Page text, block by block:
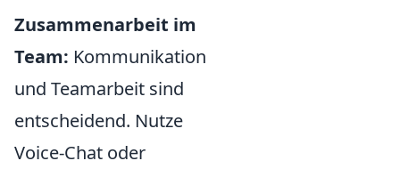
Zusammenarbeit im
Team: Kommunikation
und Teamarbeit sind
entscheidend. Nutze
Voice-Chat oder